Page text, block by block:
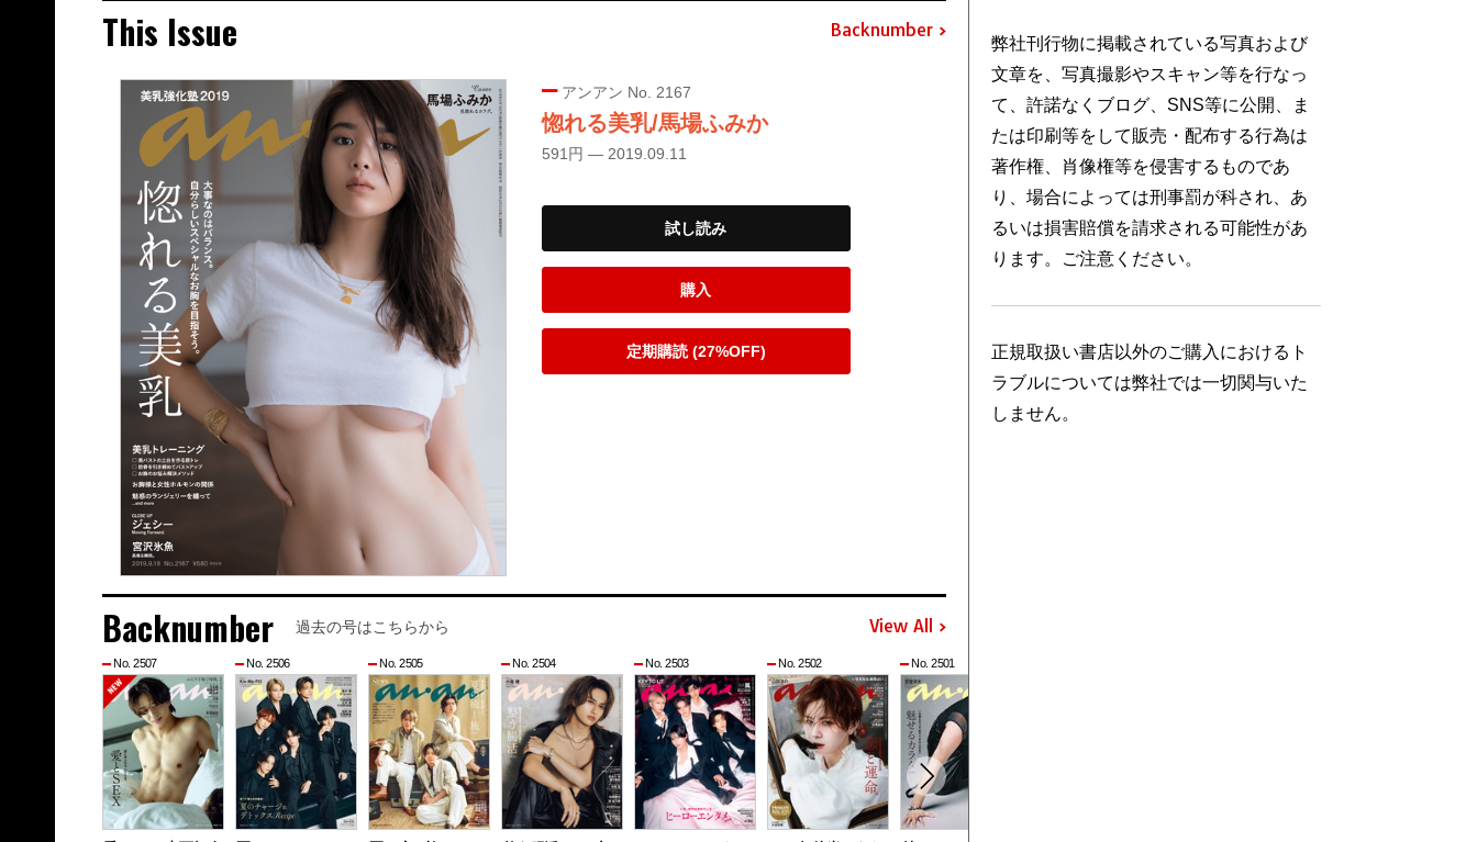
This Issue Backnumber
アンアン No. 2167
惚れる美乳/馬場ふみか
591円 — 2019.09.11
試し読み
購入
定期購読 (27%OFF)
Backnumber 過去の号はこちらから View All
No. 2507 No. 2506 No. 2505 No. 2504 No. 2503 No. 2502 No. 2501
弊社刊行物に掲載されている写真および
文章を、写真撮影やスキャン等を行なっ
て、許諾なくブログ、SNS等に公開、ま
たは印刷等をして販売・配布する行為は
著作権、肖像権等を侵害するものであ
り、場合によっては刑事罰が科され、あ
るいは損害賠償を請求される可能性があ
ります。ご注意ください。
正規取扱い書店以外のご購入におけるト
ラブルについては弊社では一切関与いた
しません。